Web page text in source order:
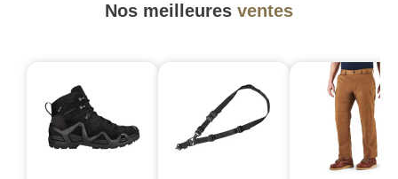
Nos meilleures ventes